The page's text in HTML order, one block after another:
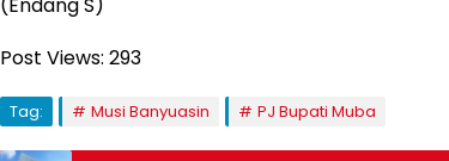
(Endang S)
Post Views: 293
Tag: Musi Banyuasin PJ Bupati Muba